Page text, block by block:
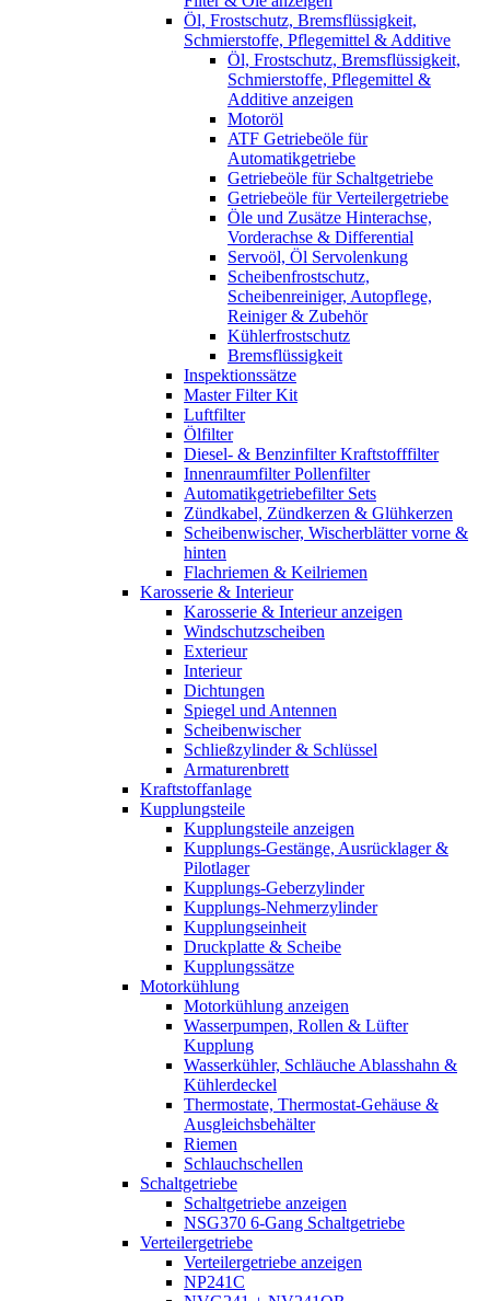
Öl, Frostschutz, Bremsflüssigkeit,
Schmierstoffe, Pflegemittel & Additive
Öl, Frostschutz, Bremsflüssigkeit,
Schmierstoffe, Pflegemittel &
Additive anzeigen
Motoröl
ATF Getriebeöle für
Automatikgetriebe
Getriebeöle für Schaltgetriebe
Getriebeöle für Verteilergetriebe
Öle und Zusätze Hinterachse,
Vorderachse & Differential
Servoöl, Öl Servolenkung
Scheibenfrostschutz,
Scheibenreiniger, Autopflege,
Reiniger & Zubehör
Kühlerfrostschutz
Bremsflüssigkeit
Inspektionssätze
Master Filter Kit
Luftfilter
Ölfilter
Diesel- & Benzinfilter Kraftstofffilter
Innenraumfilter Pollenfilter
Automatikgetriebefilter Sets
Zündkabel, Zündkerzen & Glühkerzen
Scheibenwischer, Wischerblätter vorne &
hinten
Flachriemen & Keilriemen
Karosserie & Interieur
Karosserie & Interieur anzeigen
Windschutzscheiben
Exterieur
Interieur
Dichtungen
Spiegel und Antennen
Scheibenwischer
Schließzylinder & Schlüssel
Armaturenbrett
Kraftstoffanlage
Kupplungsteile
Kupplungsteile anzeigen
Kupplungs-Gestänge, Ausrücklager &
Pilotlager
Kupplungs-Geberzylinder
Kupplungs-Nehmerzylinder
Kupplungseinheit
Druckplatte & Scheibe
Kupplungssätze
Motorkühlung
Motorkühlung anzeigen
Wasserpumpen, Rollen & Lüfter
Kupplung
Wasserkühler, Schläuche Ablasshahn &
Kühlerdeckel
Thermostate, Thermostat-Gehäuse &
Ausgleichsbehälter
Riemen
Schlauchschellen
Schaltgetriebe
Schaltgetriebe anzeigen
NSG370 6-Gang Schaltgetriebe
Verteilergetriebe
Verteilergetriebe anzeigen
NP241C